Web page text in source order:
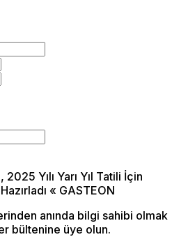
anında bilgi sahibi olmak
bültenine üye olun.